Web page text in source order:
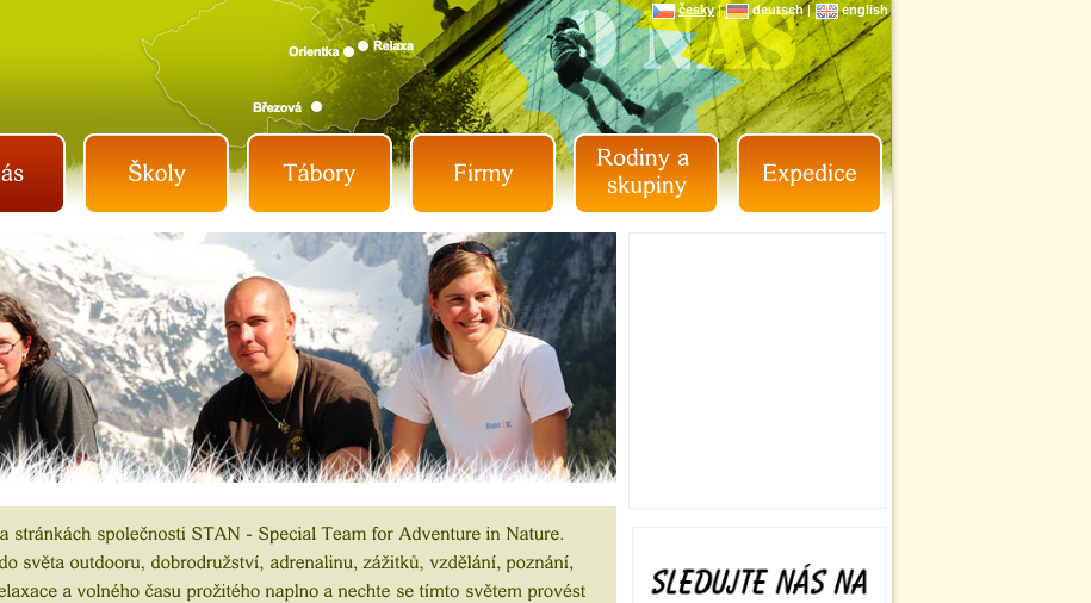
česky| deutsch| english